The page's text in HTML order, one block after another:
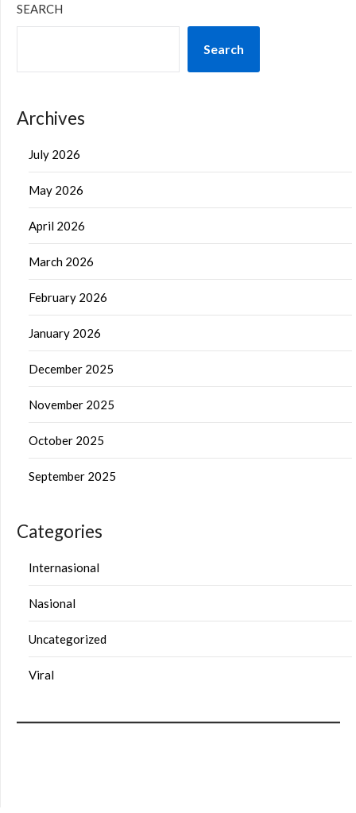
SEARCH
Search
Archives
July 2026
May 2026
April 2026
March 2026
February 2026
January 2026
December 2025
November 2025
October 2025
September 2025
Categories
Internasional
Nasional
Uncategorized
Viral